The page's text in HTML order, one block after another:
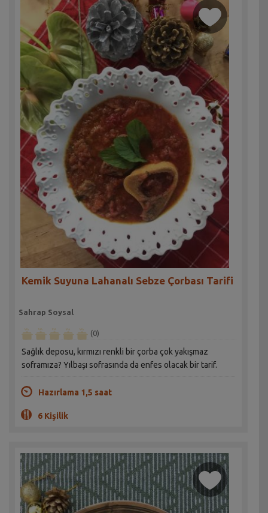
Kemik Suyuna Lahanalı Sebze Çorbası Tarifi
Sahrap Soysal
(0)
Sağlık deposu, kırmızı renkli bir çorba çok yakışmaz
soframıza? Yılbaşı sofrasında da enfes olacak bir tarif.
Hazırlama 1,5 saat
6 Kişilik